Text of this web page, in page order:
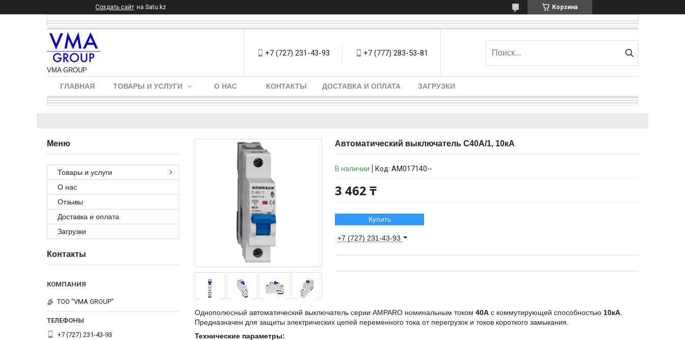
Создать сайт на Satu.kz Корзина
VMA GROUP
+7 (727) 231-43-93 +7 (777) 283-53-81
ГЛАВНАЯ ТОВАРЫ И УСЛУГИ О НАС КОНТАКТЫ ДОСТАВКА И ОПЛАТА ЗАГРУЗКИ
Автоматический выключатель C40А/1, 10кА
В наличии Код: AM017140--
3 462 ₸
Купить
+7 (727) 231-43-93
Однополюсный автоматический выключатель серии AMPARO номинальным током 40А с коммутирующей способностью 10кА
Предназначен для защиты электрических цепей переменного тока от перегрузок и токов короткого замыкания.
Технические параметры:
Товары и услуги
О нас
Отзывы
Доставка и оплата
Загрузки
Контакты
ТОО "VMA GROUP"
+7 (727) 231-43-93